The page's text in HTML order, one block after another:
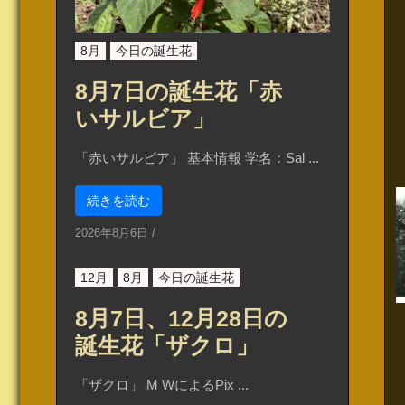
8月 今日の誕生花
8月7日の誕生花「赤
いサルビア」
「赤いサルビア」 基本情報 学名：Sal ...
続きを読む
2026年8月6日 /
12月 8月 今日の誕生花
8月7日、12月28日の
誕生花「ザクロ」
「ザクロ」 M WによるPix ...